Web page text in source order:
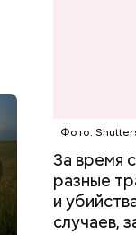
Фото:
За время
разные
и
случаев,